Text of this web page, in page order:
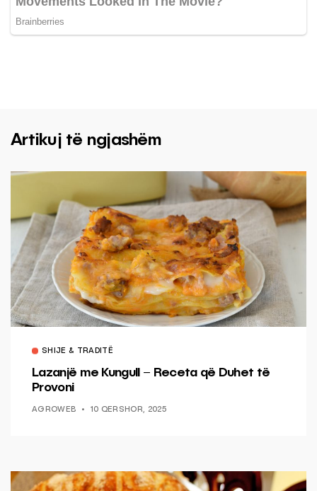
Artikuj të ngjashëm
SHIJE & TRADITË
Lazanjë me Kungull – Receta që Duhet të
Provoni
AGROWEB 10 QERSHOR, 2025